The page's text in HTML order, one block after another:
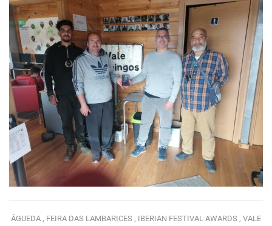
ÁGUEDA , FEIRA DAS LAMBARICES , IBERIAN FESTIVAL AWARDS , VALE